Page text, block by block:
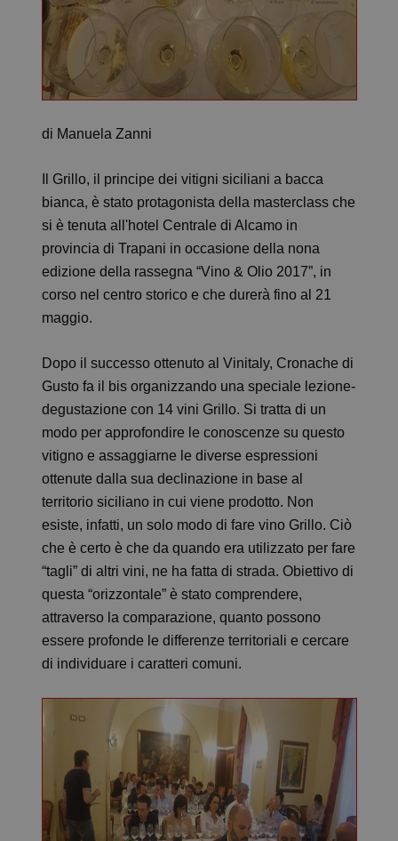
di Manuela Zanni
Il Grillo, il principe dei vitigni siciliani a bacca
bianca, è stato protagonista della masterclass che
si è tenuta all'hotel Centrale di Alcamo in
provincia di Trapani in occasione della nona
edizione della rassegna “Vino & Olio 2017”, in
corso nel centro storico e che durerà fino al 21
maggio.
Dopo il successo ottenuto al Vinitaly, Cronache di
Gusto fa il bis organizzando una speciale lezione-
degustazione con 14 vini Grillo. Si tratta di un
modo per approfondire le conoscenze su questo
vitigno e assaggiarne le diverse espressioni
ottenute dalla sua declinazione in base al
territorio siciliano in cui viene prodotto. Non
esiste, infatti, un solo modo di fare vino Grillo. Ciò
che è certo è che da quando era utilizzato per fare
“tagli” di altri vini, ne ha fatta di strada. Obiettivo di
questa “orizzontale” è stato comprendere,
attraverso la comparazione, quanto possono
essere profonde le differenze territoriali e cercare
di individuare i caratteri comuni.